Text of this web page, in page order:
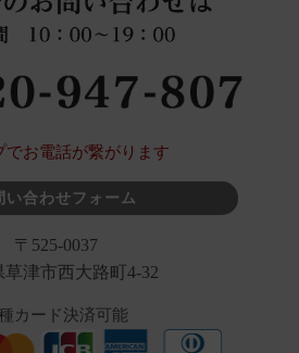
お電話が繋がります
い合わせフォーム
〒525-0037
草津市西大路町4-32
カード決済可能